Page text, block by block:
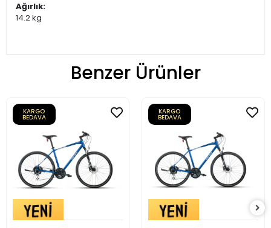
Ağırlık:
14.2 kg
Benzer Ürünler
KARGO
BEDAVA
KARGO
BEDAVA